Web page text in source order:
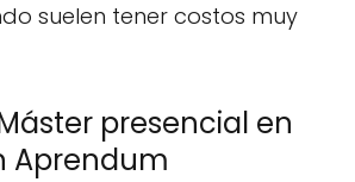
suelen tener costos muy
presencial en
Aprendum